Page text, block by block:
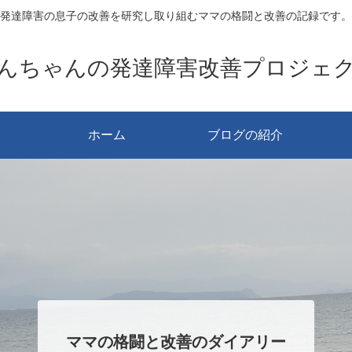
発達障害の息子の改善を研究し取り組むママの格闘と改善の記録です。
ちゃんの発達障害改善プロジェ
ホーム ブログの紹介
ママの格闘と改善のダイアリー